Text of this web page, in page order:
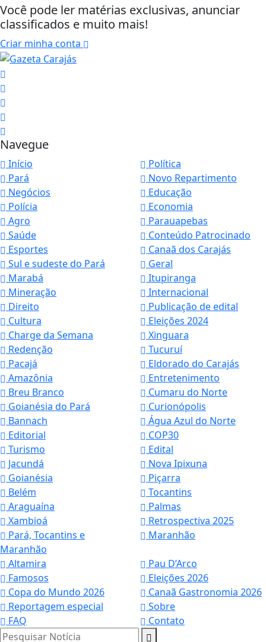
Você pode ler matérias exclusivas, anunciar
classificados e muito mais!
Criar minha conta
Navegue
Início
Política
Pará
Novo Repartimento
Negócios
Educação
Polícia
Economia
Agro
Parauapebas
Saúde
Conteúdo Patrocinado
Esportes
Canaã dos Carajás
Sul e sudeste do Pará
Geral
Marabá
Itupiranga
Mineração
Internacional
Direito
Publicação de edital
Cultura
Eleições 2024
Charge da Semana
Xinguara
Redenção
Tucuruí
Pacajá
Eldorado do Carajás
Amazônia
Entretenimento
Breu Branco
Cumaru do Norte
Goianésia do Pará
Curionópolis
Bannach
Água Azul do Norte
Editorial
COP30
Turismo
Edital
Jacundá
Nova Ipixuna
Goianésia
Piçarra
Belém
Tocantins
Araguaína
Palmas
Xambioá
Retrospectiva 2025
Pará, Tocantins e
Maranhão
Maranhão
Altamira
Pau D’Arco
Famosos
Eleições 2026
Copa do Mundo 2026
Canaã Gastronomia 2026
Reportagem especial
Sobre
FAQ
Contato
Pesquisar Notícia